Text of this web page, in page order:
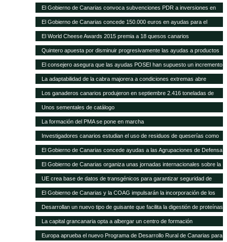
de calidad por valor de 353.000 euros
El Gobierno de Canarias convoca subvenciones PDR a inversiones en
explotaciones agrarias por 11 millones de euros
El Gobierno de Canarias concede 150.000 euros en ayudas para el
fomento de razas ganaderas autóctonas
El World Cheese Awards 2015 premia a 18 quesos canarios
Quintero apuesta por disminuir progresivamente las ayudas a productos
importados en favor de las producciones locales
El consejero asegura que las ayudas POSEI han supuesto un incremento
del empleo y del asociacionismo
La adaptabilidad de la cabra majorera a condiciones extremas abre
nuevas vías de intercambio para el caprino canario
Los ganaderos canarios produjeron en septiembre 2.416 toneladas de
leche
Unos sementales de catálogo
La formación del PMA se pone en marcha
Investigadores canarios estudian el uso de residuos de queserías como
alimento para el caprino
El Gobierno de Canarias concede ayudas a las Agrupaciones de Defensa
Sanitaria Ganadera por valor de 300.000 euros
El Gobierno de Canarias organiza unas jornadas internacionales sobre la
ganadería como herramienta para el desarrollo en zonas áridas
UE crea base de datos de transgénicos para garantizar seguridad de
piensos
El Gobierno de Canarias y la COAG impulsarán la incorporación de los
jóvenes en el sector primario
Desarrollan un nuevo tipo de guisante que facilita la digestión de proteínas
La capital grancanaria opta a albergar un centro de formación
internacional del Programa Mundial de Alimentos
Europa aprueba el nuevo Programa de Desarrollo Rural de Canarias para